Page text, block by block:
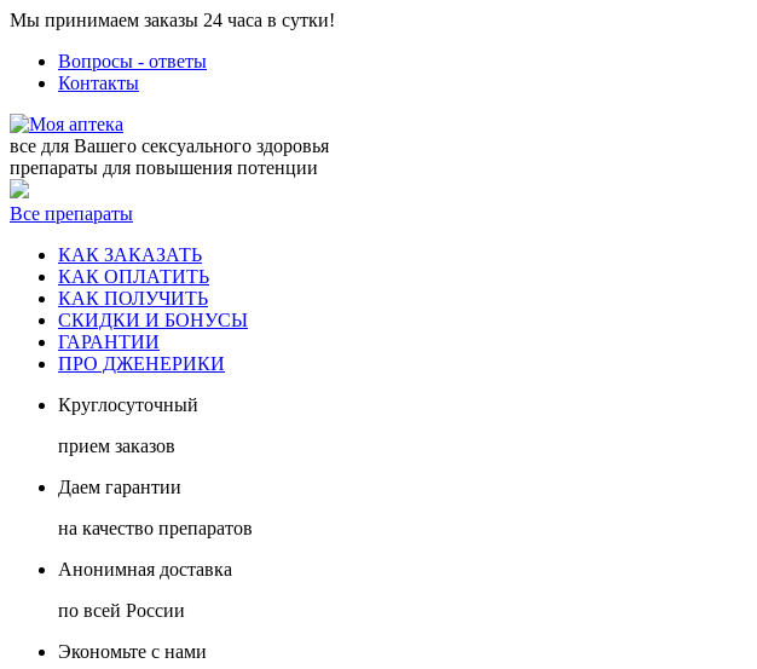
Мы принимаем заказы 24 часа в сутки!
Вопросы - ответы
Контакты
все для Вашего сексуального здоровья
препараты для повышения потенции
Все препараты
КАК ЗАКАЗАТЬ
КАК ОПЛАТИТЬ
КАК ПОЛУЧИТЬ
СКИДКИ И БОНУСЫ
ГАРАНТИИ
ПРО ДЖЕНЕРИКИ
Круглосуточный
прием заказов
Даем гарантии
на качество препаратов
Анонимная доставка
по всей России
Экономьте с нами